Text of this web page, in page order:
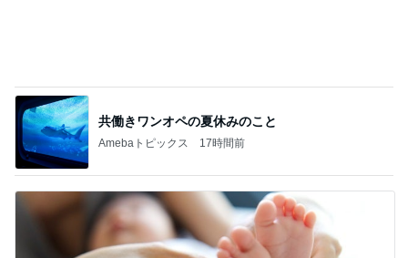
共働きワンオペの夏休みのこと
Amebaトピックス 17時間前